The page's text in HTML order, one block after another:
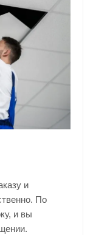
и
По
и вы